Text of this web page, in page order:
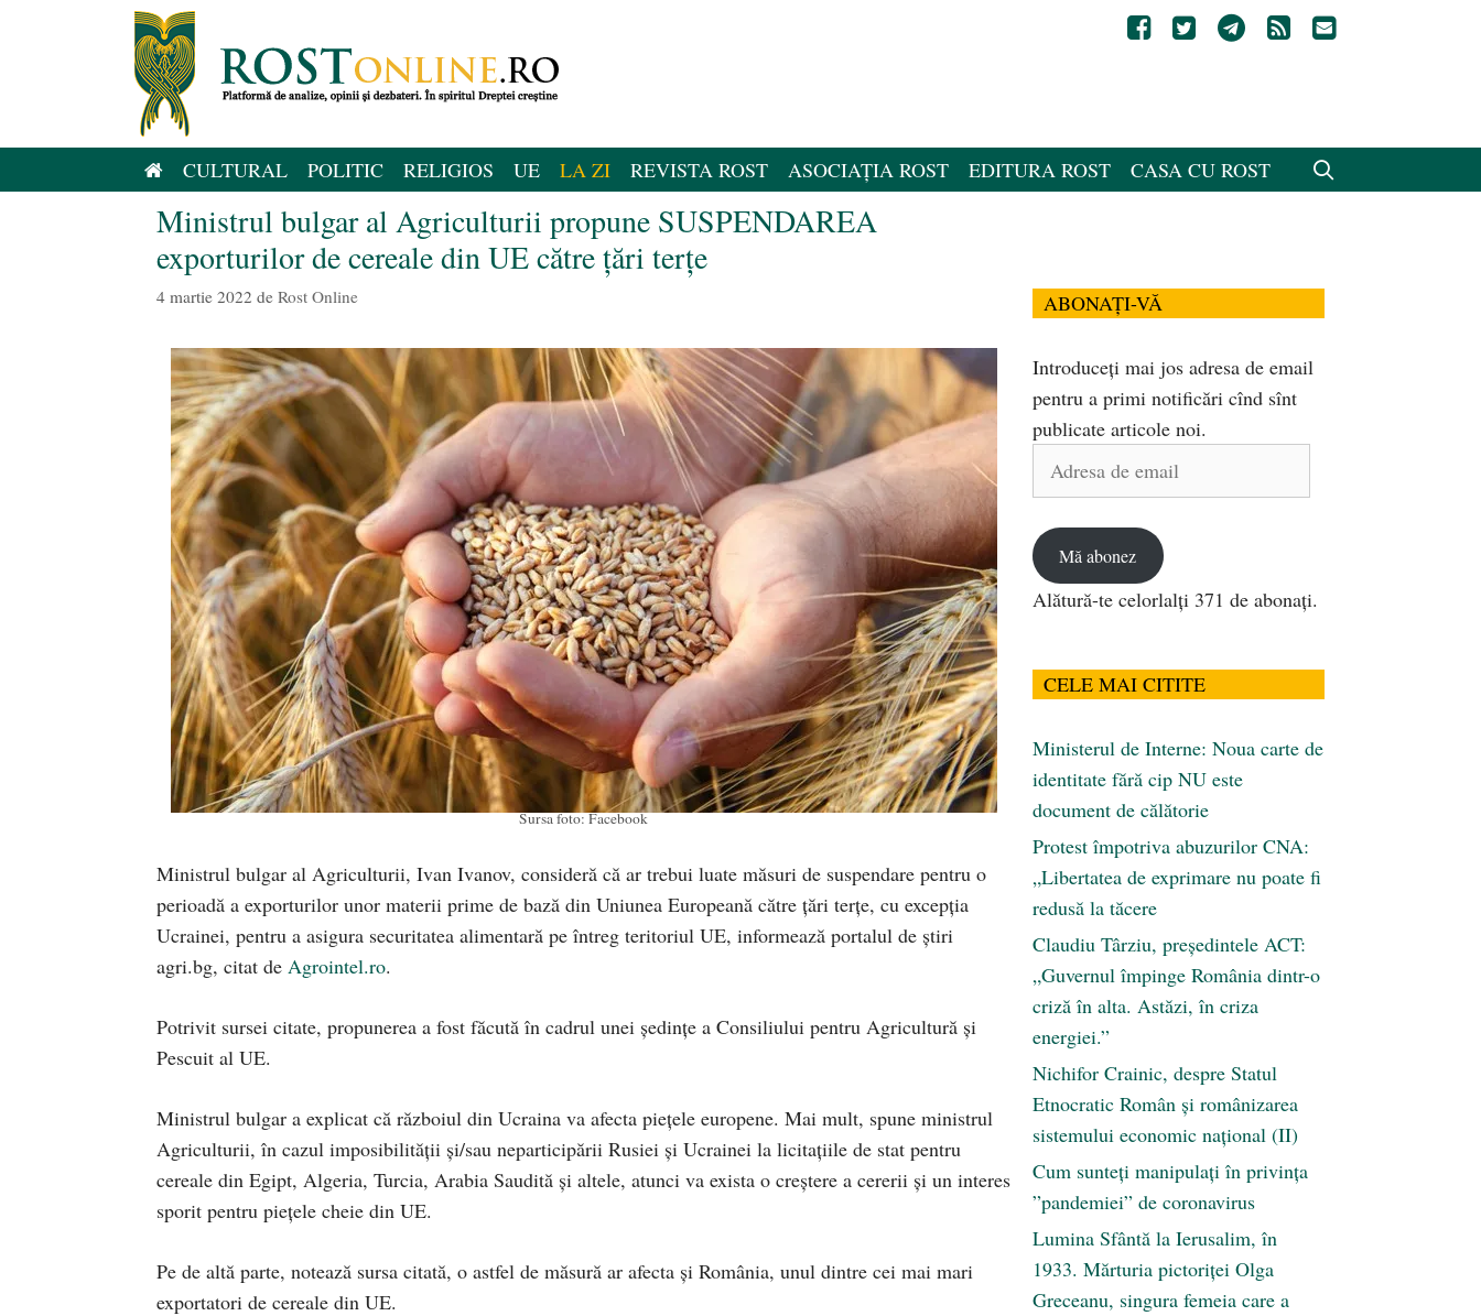
CULTURAL POLITIC RELIGIOS UE LA ZI REVISTA ROST ASOCIAȚIA ROST EDITURA ROST CASA CU ROST
Ministrul bulgar al Agriculturii propune SUSPENDAREA
exporturilor de cereale din UE către țări terțe
4 martie 2022 de Rost Online
Sursa foto: Facebook
Ministrul bulgar al Agriculturii, Ivan Ivanov, consideră că ar trebui luate măsuri de suspendare pentru o
perioadă a exporturilor unor materii prime de bază din Uniunea Europeană către țări terțe, cu excepția
Ucrainei, pentru a asigura securitatea alimentară pe întreg teritoriul UE, informează portalul de știri
agri.bg, citat de Agrointel.ro.
Potrivit sursei citate, propunerea a fost făcută în cadrul unei ședințe a Consiliului pentru Agricultură și
Pescuit al UE.
Ministrul bulgar a explicat că războiul din Ucraina va afecta piețele europene. Mai mult, spune ministrul
Agriculturii, în cazul imposibilității și/sau neparticipării Rusiei și Ucrainei la licitațiile de stat pentru
cereale din Egipt, Algeria, Turcia, Arabia Saudită și altele, atunci va exista o creștere a cererii și un interes
sporit pentru piețele cheie din UE.
Pe de altă parte, notează sursa citată, o astfel de măsură ar afecta și România, unul dintre cei mai mari
exportatori de cereale din UE.
ABONAȚI-VĂ
Introduceți mai jos adresa de email
pentru a primi notificări cînd sînt
publicate articole noi.
Adresa
Mă abonez
Alătură-te celorlalți 371 de abonați.
CELE MAI CITITE
Ministerul de Interne: Noua carte de
identitate fără cip NU este
document de călătorie
Protest împotriva abuzurilor CNA:
„Libertatea de exprimare nu poate fi
redusă la tăcere
Claudiu Târziu, președintele ACT:
„Guvernul împinge România dintr-o
criză în alta. Astăzi, în criza
energiei.”
Nichifor Crainic, despre Statul
Etnocratic Român şi românizarea
sistemului economic naţional (II)
Cum sunteți manipulați în privința
”pandemiei” de coronavirus
Lumina Sfântă la Ierusalim, în
1933. Mărturia pictoriței Olga
Greceanu, singura femeia care a